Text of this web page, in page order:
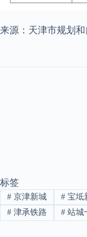
来源：天津市规划
标签
#京津新城 #宝坻
#津承铁路 #站城